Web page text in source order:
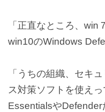
「正直なところ、win
win10のWindows
「うちの組織、セキ
ス対策ソフトを使えっ
Essentialsや